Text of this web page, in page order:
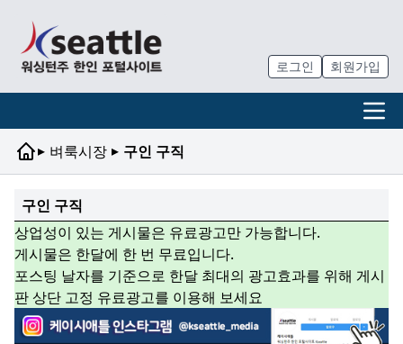
로그인 회원가입
▸ 벼룩시장 ▸ 구인 구직
구인 구직
상업성이 있는 게시물은 유료광고만 가능합니다.
게시물은 한달에 한 번 무료입니다.
포스팅 날자를 기준으로 한달 최대의 광고효과를 위해 게시
판 상단 고정 유료광고를 이용해 보세요